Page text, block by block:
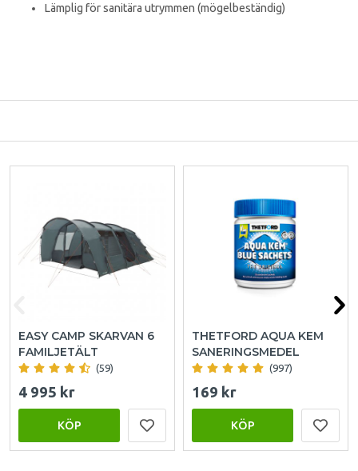
Lämplig för sanitära utrymmen (mögelbeständig)
EASY CAMP SKARVAN 6
FAMILJETÄLT
(59)
4 995 kr
KÖP
THETFORD AQUA KEM
SANERINGSMEDEL
(997)
169 kr
KÖP